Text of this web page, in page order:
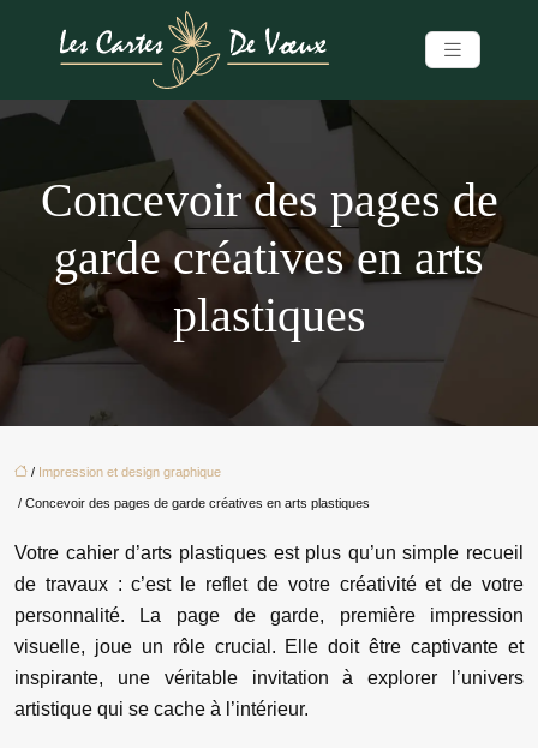
Concevoir des pages de
garde créatives en arts
plastiques
/ Impression et design graphique
/ Concevoir des pages de garde créatives en arts plastiques
Votre cahier d’arts plastiques est plus qu’un simple recueil
de travaux : c’est le reflet de votre créativité et de votre
personnalité. La page de garde, première impression
visuelle, joue un rôle crucial. Elle doit être captivante et
inspirante, une véritable invitation à explorer l’univers
artistique qui se cache à l’intérieur.